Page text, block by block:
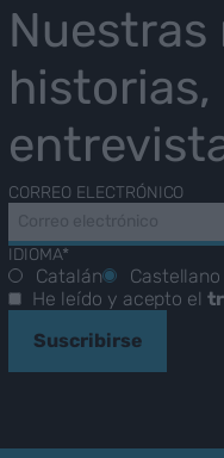
Nuestras
CORREO ELECTRÓNICO
IDIOMA*
Catalán
Castellano
He leído y acepto el
Suscribirse